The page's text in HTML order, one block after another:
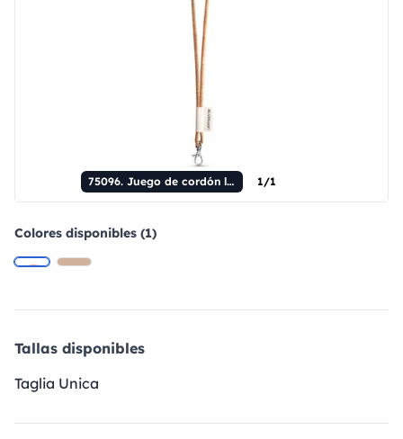
75096. Juego de cordón largo de corcho (Ø 5 mm) con mosquetón de gatillo de 9 mm y cierre de seguridad de Ø 5 mm. 1/1
Colores disponibles (1)
Tallas disponibles
Taglia Unica